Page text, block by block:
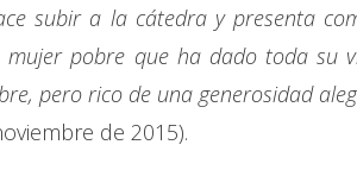
subir a la cátedra y presenta
pobre que ha dado toda su
pero rico de una generosidad
de 2015).